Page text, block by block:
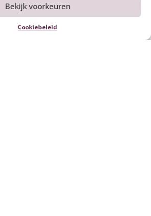
Bekijk voorkeuren
Cookiebeleid